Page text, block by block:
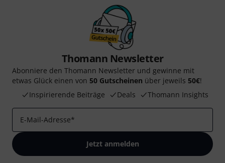
Thomann Newsletter
Abonniere den Thomann Newsletter und gewinne mit
etwas Glück einen von 50 Gutscheinen über jeweils 50€!
Inspirierende Beiträge
Deals Thomann Insights
E-Mail-Adresse*
Jetzt anmelden